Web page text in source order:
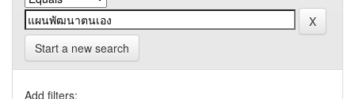
Start a new search
Add filters: